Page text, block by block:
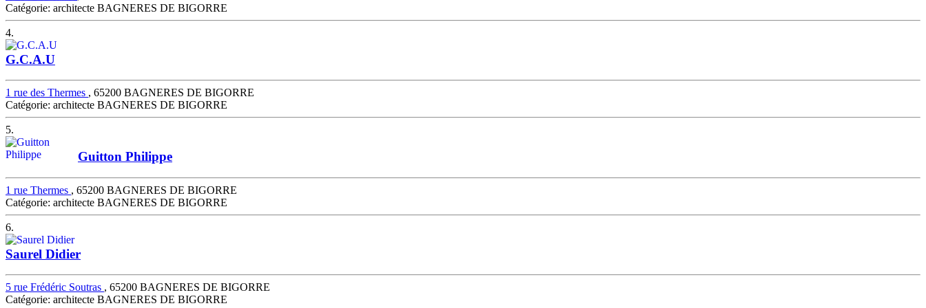
Catégorie: architecte BAGNERES DE BIGORRE
4.
G.C.A.U
1 rue des Thermes , 65200 BAGNERES DE BIGORRE
Catégorie: architecte BAGNERES DE BIGORRE
5.
Guitton Philippe
1 rue Thermes , 65200 BAGNERES DE BIGORRE
Catégorie: architecte BAGNERES DE BIGORRE
6.
Saurel Didier
5 rue Frédéric Soutras , 65200 BAGNERES DE BIGORRE
Catégorie: architecte BAGNERES DE BIGORRE